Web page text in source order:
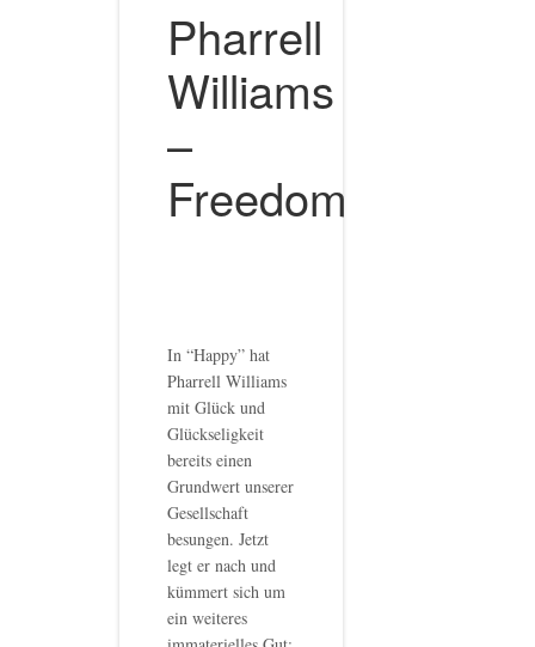
Pharrell
Williams
–
Freedom
In “Happy” hat
Pharrell Williams
mit Glück und
Glückseligkeit
bereits einen
Grundwert unserer
Gesellschaft
besungen. Jetzt
legt er nach und
kümmert sich um
ein weiteres